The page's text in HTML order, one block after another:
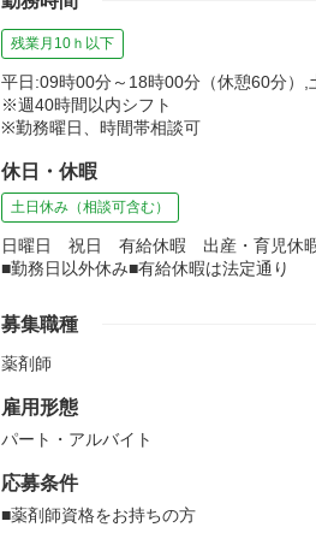
残業月10ｈ以下
平日:09時00分～18時00分（休憩60分）,
※週40時間以内シフト
※勤務曜日、時間帯相談可
休日・休暇
土日休み（相談可含む）
日曜日 祝日 有給休暇 出産・育児休
■勤務日以外休み■有給休暇は法定通り
募集職種
薬剤師
雇用形態
パート・アルバイト
応募条件
■薬剤師資格をお持ちの方